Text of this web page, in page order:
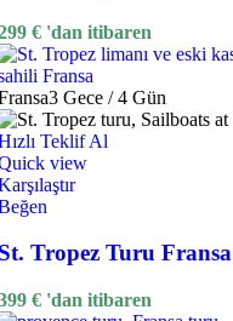
€ 'dan itibaren
3 Gece / 4 Gün
Teklif Al
view
Tropez Turu Fransa
€ 'dan itibaren